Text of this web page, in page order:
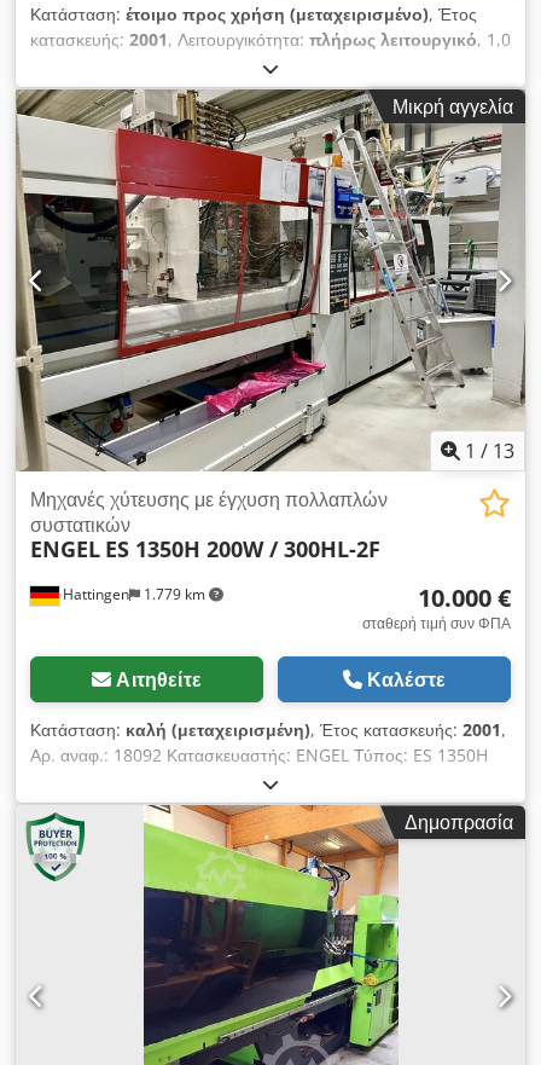
Κατάσταση: έτοιμο προς χρήση (μεταχειρισμένο), Έτος
κατασκευής: 2001, Λειτουργικότητα: πλήρως λειτουργικό, 1,0
τεμ. μεταχειρισμένη μηχανή χύτευσης με έγχυση δύο
συστατικών με ρομποτικό βραχίονα Κατασκευαστής: ENGEL
Τύπος: ES650H/200W-200HL-2F Έτος κατασκευής: 2001
Δύναμη σύσφιξης: 200 τόνοι Απόσταση μεταξύ των
στηριγμάτων: Χωρίς στηρίγματα Ελάχιστο ύψος εγκατάστασης:
550 χιλ. Διαδρομή ανοίγματος: 700 χιλ. Κοχλίας DN 1: 40 χιλ.
Μέγιστος όγκος αντλήσεως: 251 κυβ. εκ. Βάρος τεμαχίου
έγχυσης: 216 γρ. Κοχλίας DN 2: 25 χιλ. Μέγιστος όγκος
αντλήσεως: 69 κυβ. εκ. Βάρος τεμαχίου έγχυσης: 60 γρ.
Σύστημα ελέγχου: CC200 Τεχνικός εξοπλισμός: Crodpfx Aozl T
Snjlrof -Ρομποτικός βραχίονας Engel, Τύπος: ERC23/1-E -4
σετ πυρήνες -Έλεγχος περιστρεφόμενου τραπεζιού
Μικρή αγγελία
1 / 13
Hattingen 1.779 km
Μηχανές χύτευσης με έγχυση πολλαπλών
συστατικών
ENGEL ES 1350H 200W / 300HL-2F
10.000 €
σταθερή τιμή συν ΦΠΑ
Αιτηθείτε Καλέστε
Κατάσταση: καλή (μεταχειρισμένη), Έτος κατασκευής: 2001,
Αρ. αναφ.: 18092 Κατασκευαστής: ENGEL Τύπος: ES 1350H
200W / 300HL-2F Έτος κατασκευής: 2001 Μονάδα κλεισίματος
Δύναμη κλεισίματος: 300 τόνοι Διαδρομή ανοίγματος: 855 mm
Διαστάσεις πλακών (Π x Υ): 1050 x 650 mm Μονάδα έγχυσης
Διάμετρος κοχλία: 60 + 35 mm Όγκος έγχυσης: 735 + 135 cm³
Cjdowm Iy Eopfx Alrorf Βάρος έγχυσης PS: 662 + 122 g Πίεση
έγχυσης: 1834 + 1620 bar Διαστάσεις και βάρος Διαστάσεις
ΜxΠxΥ: 7,75 x 2,35 x 2,6 μ Βάρος μηχανήματος: 24780 kg
Πρόσθετες πληροφορίες: ENGEL ES 1350H200W/300HL-2F —
Μηχανή έγχυσης πλαστικών 2 συστατικών (2K) Διατίθεται προς
πώληση αυτή η μηχανή έγχυσης από τον φημισμένο
αυστριακό κατασκευαστή ENGEL, έτος κατασκευής 2001, με
δύναμη κλεισίματος 300 τόνων και πραγματική διαμόρφωση 2K
Δημοπρασία